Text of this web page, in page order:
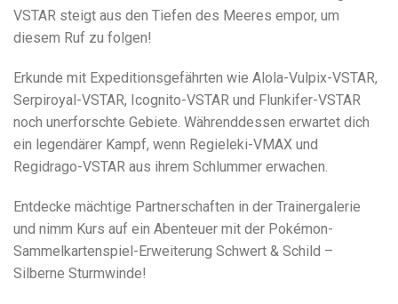
VSTAR steigt aus den Tiefen des Meeres empor, um
diesem Ruf zu folgen!
Erkunde mit Expeditionsgefährten wie Alola-Vulpix-VSTAR,
Serpiroyal-VSTAR, Icognito-VSTAR und Flunkifer-VSTAR
noch unerforschte Gebiete. Währenddessen erwartet dich
ein legendärer Kampf, wenn Regieleki-VMAX und
Regidrago-VSTAR aus ihrem Schlummer erwachen.
Entdecke mächtige Partnerschaften in der Trainergalerie
und nimm Kurs auf ein Abenteuer mit der Pokémon-
Sammelkartenspiel-Erweiterung Schwert & Schild –
Silberne Sturmwinde!